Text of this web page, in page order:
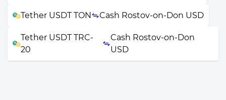
Tether USDT TON Cash Rostov-on-Don USD
Tether USDT TRC-
20
Cash Rostov-on-Don
USD